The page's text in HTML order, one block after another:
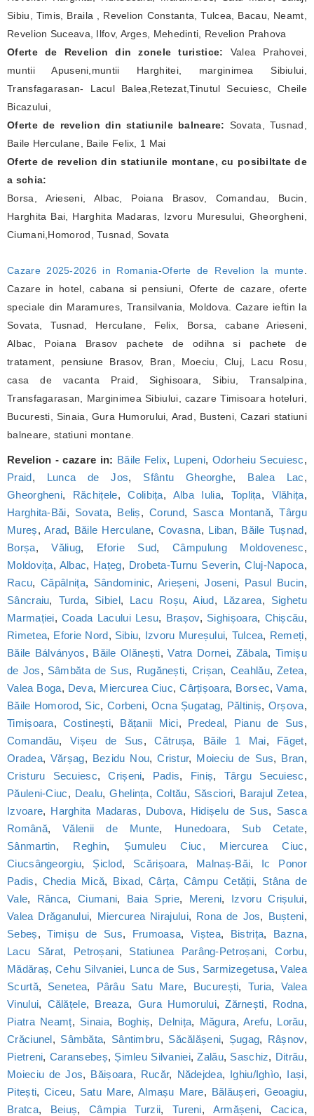
Sibiu, Timis, Braila , Revelion Constanta, Tulcea, Bacau, Neamt,
Revelion Suceava, Ilfov, Arges, Mehedinti, Revelion Prahova
Oferte de Revelion din zonele turistice: Valea Prahovei,
muntii Apuseni,muntii Harghitei, marginimea Sibiului,
Transfagarasan- Lacul Balea,Retezat,Tinutul Secuiesc, Cheile
Bicazului,
Oferte de revelion din statiunile balneare: Sovata, Tusnad,
Baile Herculane, Baile Felix, 1 Mai
Oferte de revelion din statiunile montane, cu posibiltate de
a schia:
Borsa, Arieseni, Albac, Poiana Brasov, Comandau, Bucin,
Harghita Bai, Harghita Madaras, Izvoru Muresului, Gheorgheni,
Ciumani,Homorod, Tusnad, Sovata
Cazare 2025-2026 in Romania-Oferte de Revelion la munte
Cazare in hotel, cabana si pensiuni, Oferte de cazare, oferte
speciale din Maramures, Transilvania, Moldova. Cazare ieftin la
Sovata, Tusnad, Herculane, Felix, Borsa, cabane Arieseni,
Albac, Poiana Brasov pachete de odihna si pachete de
tratament, pensiune Brasov, Bran, Moeciu, Cluj, Lacu Rosu,
casa de vacanta Praid, Sighisoara, Sibiu, Transalpina,
Transfagarasan, Marginimea Sibiului, cazare Timisoara hoteluri,
Bucuresti, Sinaia, Gura Humorului, Arad, Busteni, Cazari statiuni
balneare, statiuni montane.
Revelion - cazare in: Băile Felix, Lupeni, Odorheiu Secuiesc,
Praid, Lunca de Jos, Sfântu Gheorghe, Balea Lac,
Gheorgheni, Răchițele,Colibița, Alba Iulia, Toplița, Vlăhița,
Harghita-Băi, Sovata, Beliș,Corund, Sasca Montană,Târgu
Mureș, Arad, Băile Herculane, Covasna, Liban, Băile Tușnad,
Borșa,Văliug, Eforie Sud,Câmpulung Moldovenesc,
Moldovița, Albac, Hațeg, Drobeta-Turnu Severin,Cluj-Napoca,
Racu,Căpâlnița, Sândominic, Arieșeni,Joseni, Pasul Bucin,
Sâncraiu, Turda, Sibiel, Lacu Roșu,Aiud, Lăzarea, Sighetu
Marmației,Coada Lacului Lesu, Brașov, Sighișoara, Chișcău,
Rimetea, Eforie Nord, Sibiu, Izvoru Mureșului, Tulcea, Remeți,
Băile Bálványos, Băile Olănești,Vatra Dornei, Zăbala,Timișu
de Jos, Sâmbăta de Sus, Rugănești, Crișan, Ceahlău,Zetea,
Valea Boga, Deva, Miercurea Ciuc,Cârțișoara, Borsec,Vama,
Băile Homorod, Sic, Corbeni, Ocna Șugatag, Păltiniș, Orșova,
Timișoara,Costinești, Bățanii Mici, Predeal, Pianu de Sus,
Comandău,Vișeu de Sus,Cătrușa, Băile 1 Mai, Făget,
Oradea, Vărșag, Bezidu Nou,Cristur, Moieciu de Sus, Bran,
Cristuru Secuiesc,Crișeni, Padis, Finiș, Târgu Secuiesc,
Păuleni-Ciuc, Dealu,Ghelința, Coltău, Săsciori, Barajul Zetea,
Izvoare, Harghita Madaras, Dubova, Hidișelu de Sus, Sasca
Română,Vălenii de Munte, Hunedoara, Sub Cetate,
Sânmartin, Reghin, Șumuleu Ciuc, Miercurea Ciuc,
Ciucsângeorgiu, Șiclod, Scărișoara, Malnaș-Băi, Ic Ponor
Padis, Chedia Mică, Bixad,Cârța, Câmpu Cetății, Stâna de
Vale, Rânca,Ciumani, Baia Sprie, Mereni, Izvoru Crișului,
Valea Drăganului, Miercurea Nirajului, Rona de Jos, Bușteni,
Sebeș,Timișu de Sus, Frumoasa,Viștea, Bistrița, Bazna,
Lacu Sărat, Petroșani, Statiunea Parâng-Petroșani,Corbu,
Mădăraș,Cehu Silvaniei, Lunca de Sus, Sarmizegetusa,Valea
Scurtă, Senetea, Pârâu Satu Mare, București, Turia, Valea
Vinului, Călățele, Breaza, Gura Humorului,Zărnești, Rodna,
Piatra Neamț, Sinaia, Boghiș, Delnița, Măgura,Arefu, Lorău,
Crăciunel, Sâmbăta, Sântimbru, Săcălășeni, Șugag, Râșnov,
Pietreni, Caransebeș, Șimleu Silvaniei,Zalău, Saschiz, Ditrău,
Moieciu de Jos, Băișoara, Rucăr, Nădejdea, Ighiu/Ighìo, Iași,
Pitești,Ciceu, Satu Mare, Almașu Mare, Bălăușeri, Geoagiu,
Bratca, Beiuș, Câmpia Turzii, Tureni, Armășeni, Cacica,